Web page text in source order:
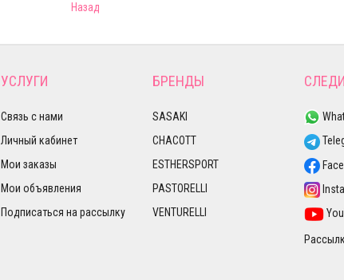
Назад
УСЛУГИ
Связь с нами
Личный кабинет
Мои заказы
Мои объявления
Подписаться на рассылку
БРЕНДЫ
SASAKI
CHACOTT
ESTHERSPORT
PASTORELLI
VENTURELLI